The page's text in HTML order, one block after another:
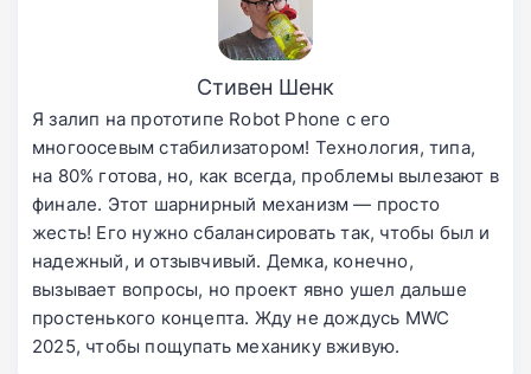
Стивен Шенк
Я залип на прототипе Robot Phone с его
многоосевым стабилизатором! Технология, типа,
на 80% готова, но, как всегда, проблемы вылезают в
финале. Этот шарнирный механизм — просто
жесть! Его нужно сбалансировать так, чтобы был и
надежный, и отзывчивый. Демка, конечно,
вызывает вопросы, но проект явно ушел дальше
простенького концепта. Жду не дождусь MWC
2025, чтобы пощупать механику вживую.